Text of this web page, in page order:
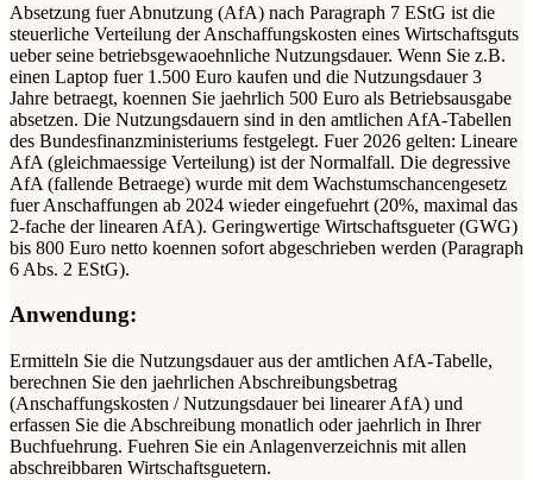
Absetzung fuer Abnutzung (AfA) nach Paragraph 7 EStG ist die
steuerliche Verteilung der Anschaffungskosten eines Wirtschaftsguts
ueber seine betriebsgewaoehnliche Nutzungsdauer. Wenn Sie z.B.
einen Laptop fuer 1.500 Euro kaufen und die Nutzungsdauer 3
Jahre betraegt, koennen Sie jaehrlich 500 Euro als Betriebsausgabe
absetzen. Die Nutzungsdauern sind in den amtlichen AfA-Tabellen
des Bundesfinanzministeriums festgelegt. Fuer 2026 gelten: Lineare
AfA (gleichmaessige Verteilung) ist der Normalfall. Die degressive
AfA (fallende Betraege) wurde mit dem Wachstumschancengesetz
fuer Anschaffungen ab 2024 wieder eingefuehrt (20%, maximal das
2-fache der linearen AfA). Geringwertige Wirtschaftsgueter (GWG)
bis 800 Euro netto koennen sofort abgeschrieben werden (Paragraph
6 Abs. 2 EStG).
Anwendung:
Ermitteln Sie die Nutzungsdauer aus der amtlichen AfA-Tabelle,
berechnen Sie den jaehrlichen Abschreibungsbetrag
(Anschaffungskosten / Nutzungsdauer bei linearer AfA) und
erfassen Sie die Abschreibung monatlich oder jaehrlich in Ihrer
Buchfuehrung. Fuehren Sie ein Anlagenverzeichnis mit allen
abschreibbaren Wirtschaftsguetern.